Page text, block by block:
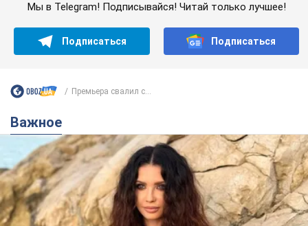
Мы в Telegram! Подписывайся! Читай только лучшее!
Подписаться Подписаться
Премьера свалил с...
Важное